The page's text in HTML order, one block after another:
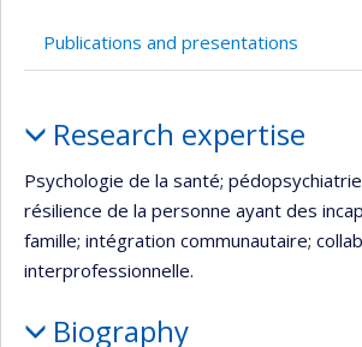
recherche
Publications and presentations
Research expertise
Psychologie de la santé;
résilience de la personne ayant des
famille; intégration communautaire;
interprofessionnelle.
Biography